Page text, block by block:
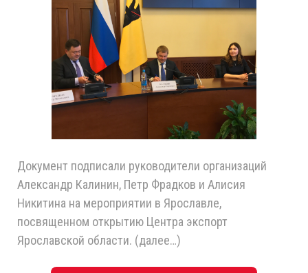
Документ подписали руководители организаций
Александр Калинин, Петр Фрадков и Алисия
Никитина на мероприятии в Ярославле,
посвященном открытию Центра экспорт
Ярославской области. (далее…)